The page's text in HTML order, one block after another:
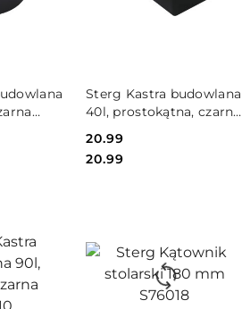
Sterg Kastra budowlana
40l, prostokątna, czarna
Cena:
20.99
Cena:
20.99
DO KOSZYKA